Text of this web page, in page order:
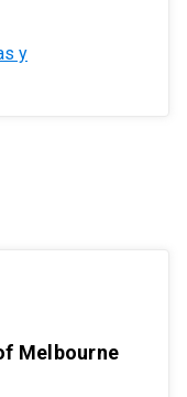
y
Melbourne